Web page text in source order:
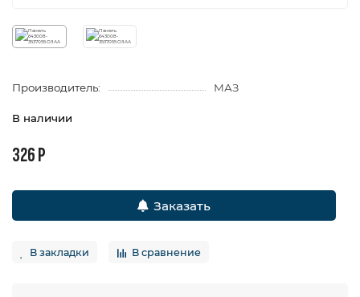
Производитель: МАЗ
В наличии
326 Р
Заказать
В закладки В сравнение